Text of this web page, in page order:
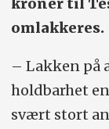
omlakkeres.
– Lakken på
holdbarhet
svært stort